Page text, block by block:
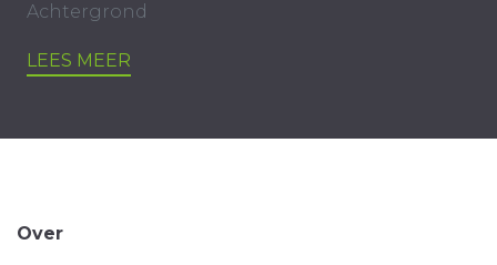
Achtergrond
LEES MEER
Over